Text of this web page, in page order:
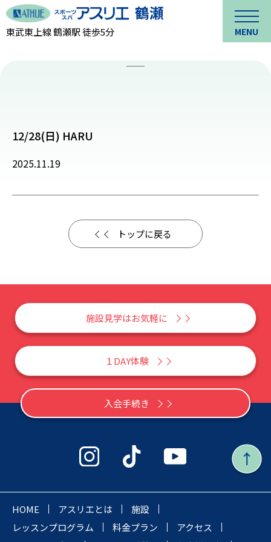
東武東上線 鶴瀬駅 徒歩5分 MENU
12/28(日) HARU
2025.11.19
トップに戻る
施設見学はお気軽に
１DAY体験
入会手続き
HOME アスリエとは
施設
レッスンプログラム
料金プラン
アクセス